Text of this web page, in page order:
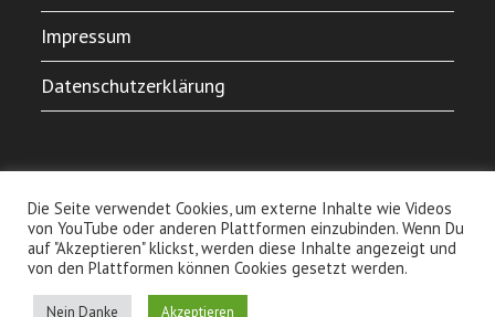
Impressum
Datenschutzerklärung
Home Kontakt Impressum
Die Seite verwendet Cookies, um externe Inhalte wie Videos
von YouTube oder anderen Plattformen einzubinden. Wenn Du
auf "Akzeptieren" klickst, werden diese Inhalte angezeigt und
von den Plattformen können Cookies gesetzt werden.
Nein Danke Akzeptieren